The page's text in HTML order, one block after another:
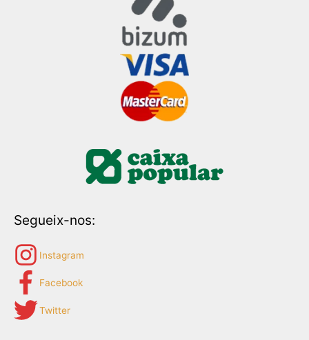
Segueix-nos:
Instagram
Facebook
Twitter